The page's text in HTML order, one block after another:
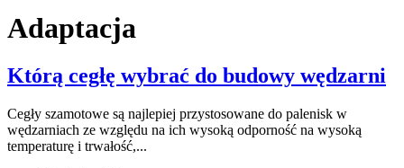
Adaptacja
Którą cegłę wybrać do budowy wędzarni
Cegły szamotowe są najlepiej przystosowane do palenisk w
wędzarniach ze względu na ich wysoką odporność na wysoką
temperaturę i trwałość,...